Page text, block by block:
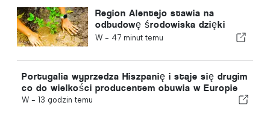
Region Alentejo stawia na
odbudowę środowiska dzięki
funduszom europejskim
W - 47 minut temu
Portugalia wyprzedza Hiszpanię i staje się drugim
co do wielkości producentem obuwia w Europie
W - 13 godzin temu